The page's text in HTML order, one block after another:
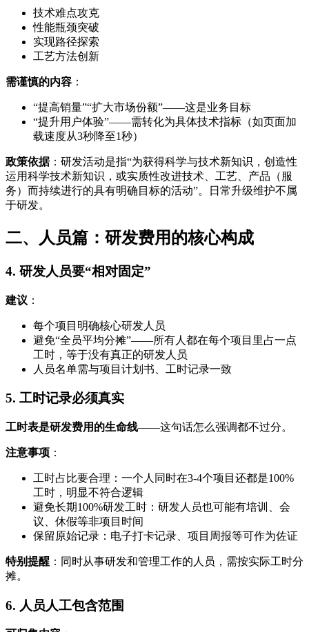
技术难点攻克
性能瓶颈突破
实现路径探索
工艺方法创新
需谨慎的内容 ：
“提高销量”“扩大市场份额”——这是业务目标
“提升用户体验”——需转化为具体技术指标（如页面加
载速度从3秒降至1秒）
政策依据：研发活动是指“为获得科学与技术新知识，创造性
运用科学技术新知识，或实质性改进技术、工艺、产品（服
务）而持续进行的具有明确目标的活动”。日常升级维护不属
于研发。
二、人员篇：研发费用的核心构成
4. 研发人员要“相对固定”
建议 ：
每个项目明确核心研发人员
避免“全员平均分摊”——所有人都在每个项目里占一点
工时，等于没有真正的研发人员
人员名单需与项目计划书、工时记录一致
5. 工时记录必须真实
工时表是研发费用的生命线——这句话怎么强调都不过分。
注意事项 ：
工时占比要合理：一个人同时在3-4个项目还都是100%
工时，明显不符合逻辑
避免长期100%研发工时：研发人员也可能有培训、会
议、休假等非项目时间
保留原始记录：电子打卡记录、项目周报等可作为佐证
特别提醒 ：同时从事研发和管理工作的人员，需按实际工时分
摊。
6. 人员人工包含范围